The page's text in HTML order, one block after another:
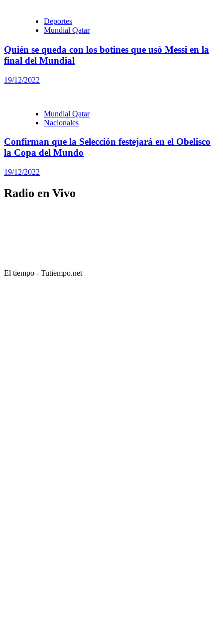
Deportes
Mundial Qatar
Quién se queda con los botines que usó Messi en la
final del Mundial
19/12/2022
Mundial Qatar
Nacionales
Confirman que la Selección festejará en el Obelisco
la Copa del Mundo
19/12/2022
Radio en Vivo
El tiempo - Tutiempo.net